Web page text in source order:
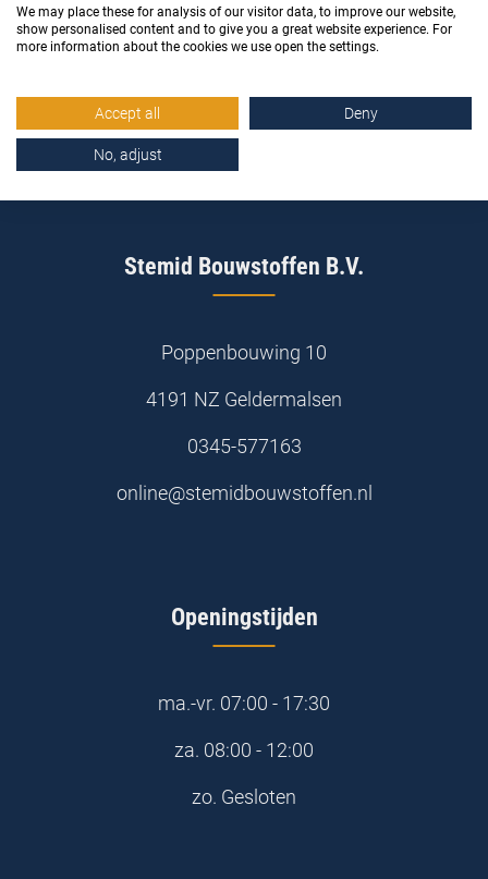
Stemid Bouwstoffen B.V.
Poppenbouwing 10
4191 NZ Geldermalsen
0345-577163
online@stemidbouwstoffen.nl
Openingstijden
ma.-vr. 07:00 - 17:30
za. 08:00 - 12:00
zo. Gesloten
We may place these for analysis of our visitor data, to improve our website,
show personalised content and to give you a great website experience. For
more information about the cookies we use open the settings.
Accept all Deny
No, adjust